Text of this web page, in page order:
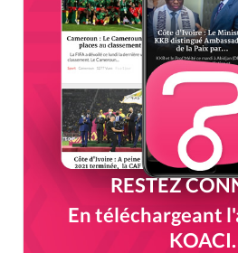
RESTEZ
En téléchargeant
KOACI.